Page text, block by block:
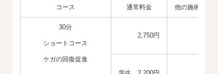
コース 通常料金 他の施術と組
30分
ショートコース
ケガの回復促進
2,750円